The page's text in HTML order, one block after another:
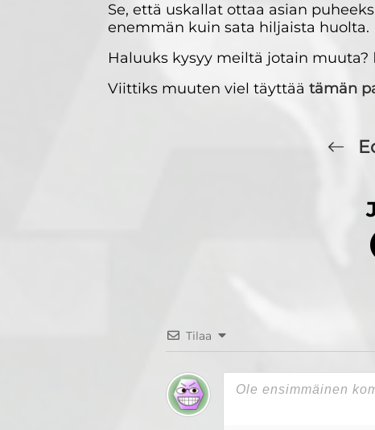
Se, että uskallat ottaa asian
enemmän kuin sata hiljaista huolta.
Haluuks kysyy meiltä jotain muuta?
Viittiks muuten viel täyttää tämän
Tilaa